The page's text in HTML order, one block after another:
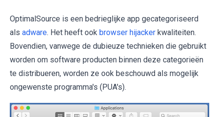
OptimalSource is een bedrieglijke app gecategoriseerd
als adware. Het heeft ook browser hijacker kwaliteiten.
Bovendien, vanwege de dubieuze technieken die gebruikt
worden om software producten binnen deze categorieën
te distribueren, worden ze ook beschouwd als mogelijk
ongewenste programma's (PUA's).